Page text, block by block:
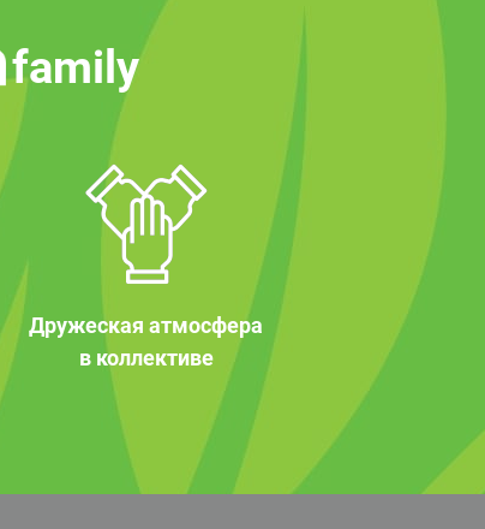
family
Дружеская атмосфера
в коллективе